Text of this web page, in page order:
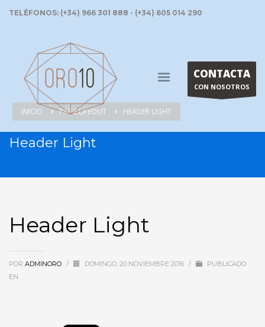
TELÉFONOS: (+34) 966 301 888 - (+34) 605 014 290
CONTACTA
CON NOSOTROS
INICIO PAGE LAYOUT HEADER LIGHT
Header Light
Header Light
POR ADMINORO / DOMINGO, 20 NOVIEMBRE 2016 /
PUBLICADO
EN